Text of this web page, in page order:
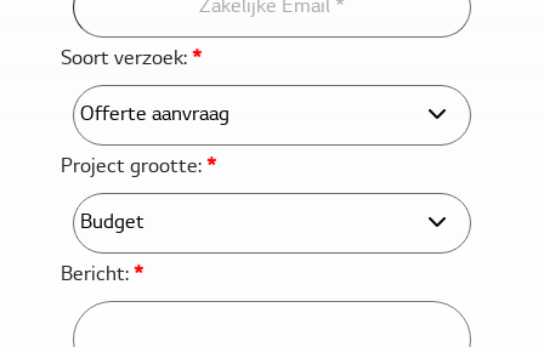
Soort verzoek: *
Project grootte: *
Bericht: *